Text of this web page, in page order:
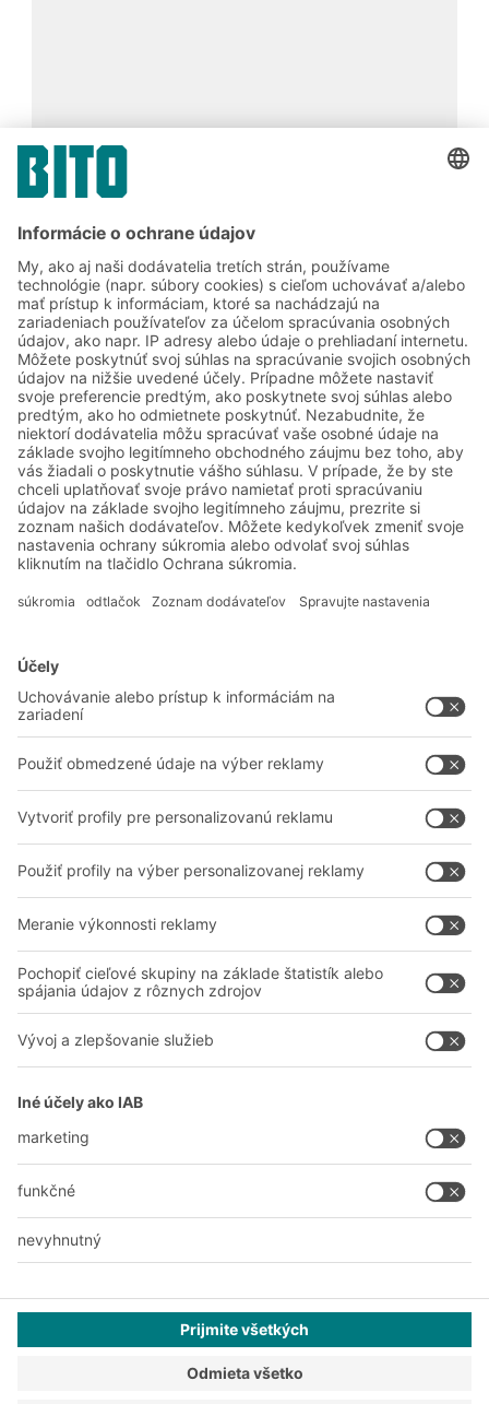
Systémové riešenia
Regálové systémy
Dopravné systémy
Poradenstvo a služby
Profesionálne sklady
Kontaktný formulár
Spoločnosť
O nás
Naše výrobné závody
Zdieľať
A BIT O F
YOUR LIFE.
038 760 00 86
© 2026 BITO-Lagertechnik Bittmann GmbH
Táto ponuka je určená pre priemysel, remeslá, obchod a
profesie na použitie pri samostatnej, profesionálnej alebo
Všeobecné obchodné podmienky